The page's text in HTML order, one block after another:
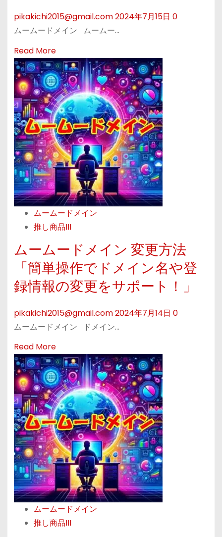
第
4
次
申
請
】
ト
d
e
診
断
』
で
安
心
の
サ
イ
ト
運
営
を
ド
メ
ン
を
、
こ
の
夏
、
あ
な
た
の
手
に
ム
ー
ム
ー
ド
メ
ン
で
は
、
そ
ん
な
あ
な
た
の
熱
意
を
pikakichi2015@gmail.com2024年7月15日 0
ムームードメイン ムームー…
Read MoreR
e
a
d
m
o
r
e
a
b
o
u
t
簡
作
で
ー
ム
ー
バ
ー
を
変
更
！
ム
ー
ム
ー
ド
メ
ムームードメイン
推し商品III
ムームードメイン 変更方法
「簡単操作でドメイン名や登
録情報の変更をサポート！」
pikakichi2015@gmail.com2024年7月14日 0
ムームードメイン ドメイン…
Read MoreR
e
a
d
m
o
r
e
a
b
o
u
t
ム
ムームードメイン
推し商品III